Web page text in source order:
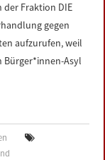
Fraktion DIE
gegen
aufzurufen, weil
Bürger*innen-Asyl